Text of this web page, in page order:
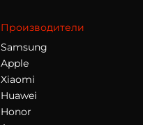
Производители
Samsung
Apple
Xiaomi
Huawei
Honor